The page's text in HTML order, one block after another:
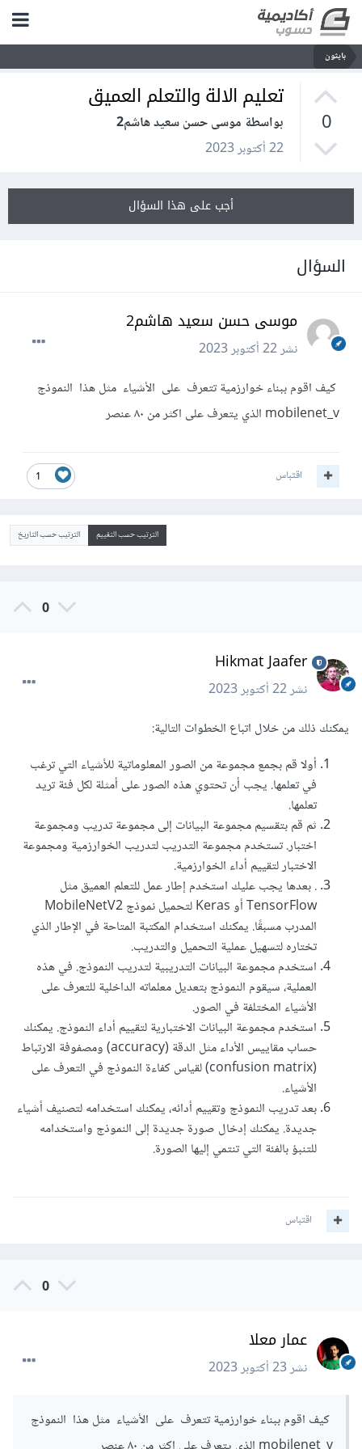
بايثون
0
تعليم الالة والتعلم العميق
بواسطة موسى حسن سعيد هاشم2
22 أكتوبر 2023
أجب على هذا السؤال
السؤال
موسى حسن سعيد هاشم2
نشر22 أكتوبر 2023
كيف اقوم ببناء خوارزمية تتعرف على الأشياء مثل هذا النموذج
mobilenet_v الذي يتعرف على اكثر من ٨٠ عنصر
1 اقتباس
الترتيب حسب التقييم الترتيب حسب التاريخ
0
Hikmat Jaafer
نشر22 أكتوبر 2023
يمكنك ذلك من خلال اتباع الخطوات التالية:
أولا قم بجمع مجموعة من الصور المعلوماتية للأشياء التي ترغب
في تعلمها. يجب أن تحتوي هذه الصور على أمثلة لكل فئة تريد
تعلمها.
ثم قم بتقسيم مجموعة البيانات إلى مجموعة تدريب ومجموعة
اختبار. تستخدم مجموعة التدريب لتدريب الخوارزمية ومجموعة
الاختبار لتقييم أداء الخوارزمية.
. بعدها يجب عليك استخدم إطار عمل للتعلم العميق مثل
TensorFlow أو Keras لتحميل نموذج MobileNetV2
المدرب مسبقًا. يمكنك استخدام المكتبة المتاحة في الإطار الذي
تختاره لتسهيل عملية التحميل والتدريب.
استخدم مجموعة البيانات التدريبية لتدريب النموذج. في هذه
العملية، سيقوم النموذج بتعديل معلماته الداخلية للتعرف على
الأشياء المختلفة في الصور.
استخدم مجموعة البيانات الاختبارية لتقييم أداء النموذج. يمكنك
حساب مقاييس الأداء مثل الدقة (accuracy) ومصفوفة الارتباط
(confusion matrix) لقياس كفاءة النموذج في التعرف على
الأشياء.
بعد تدريب النموذج وتقييم أدائه، يمكنك استخدامه لتصنيف أشياء
جديدة. يمكنك إدخال صورة جديدة إلى النموذج واستخدامه
للتنبؤ بالفئة التي تنتمي إليها الصورة.
اقتباس
0
عمار معلا
نشر23 أكتوبر 2023
كيف اقوم ببناء خوارزمية تتعرف على الأشياء مثل هذا النموذج